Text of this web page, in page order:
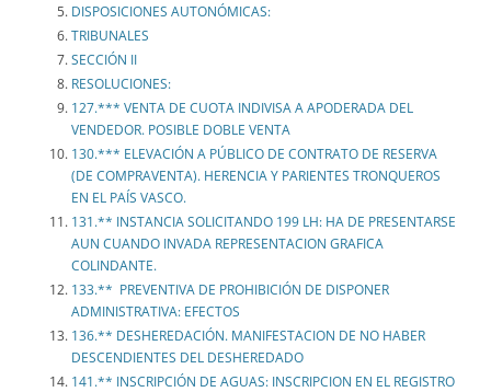
DISPOSICIONES AUTONÓMICAS:
TRIBUNALES
SECCIÓN II
RESOLUCIONES:
127.*** VENTA DE CUOTA INDIVISA A APODERADA DEL
VENDEDOR. POSIBLE DOBLE VENTA
130.*** ELEVACIÓN A PÚBLICO DE CONTRATO DE RESERVA
(DE COMPRAVENTA). HERENCIA Y PARIENTES TRONQUEROS
EN EL PAÍS VASCO.
131.** INSTANCIA SOLICITANDO 199 LH: HA DE PRESENTARSE
AUN CUANDO INVADA REPRESENTACION GRAFICA
COLINDANTE.
133.** PREVENTIVA DE PROHIBICIÓN DE DISPONER
ADMINISTRATIVA: EFECTOS
136.** DESHEREDACIÓN. MANIFESTACION DE NO HABER
DESCENDIENTES DEL DESHEREDADO
141.** INSCRIPCIÓN DE AGUAS: INSCRIPCION EN EL REGISTRO